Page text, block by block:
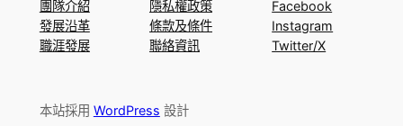
團隊介紹
發展沿革
職涯發展
隱私權政策
條款及條件
聯絡資訊
Facebook
Instagram
Twitter/X
本站採用 WordPress 設計